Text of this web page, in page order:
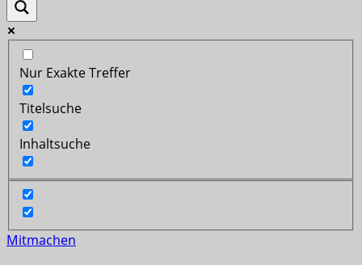
Nur Exakte Treffer
Titelsuche
Inhaltsuche
Mitmachen